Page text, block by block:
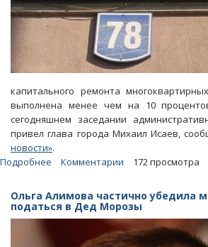
капитального ремонта
выполнена менее чем на 10
сегодняшнем заседании
привел глава города Михаил Исаев,
новости».
Подробнее
году
программа
капремонта
Комментарии 172 просмотра
Ольга Алимова частично убедила
податься в Дед Морозы